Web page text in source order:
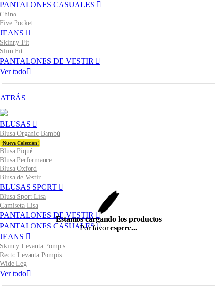
PANTALONES CASUALES
Chino
Five Pocket
JEANS
Skinny Fit
Slim Fit
PANTALONES DE VESTIR
Ver todo
ATRÁS
BLUSAS
Blusa Organic Bambú
¡Nueva Colección!
Blusa Piqué.
Blusa Performance
Blusa Oxford
Blusa de Vestir
BLUSAS SPORT
Blusa Sport Lisa
Camiseta Lisa
PANTALONES DE VESTIR
PANTALONES CASUALES
JEANS
Skinny Levanta Pompis
Recto Levanta Pompis
Wide Leg
Ver todo
Estamos cargando los productos
Por favorespere...